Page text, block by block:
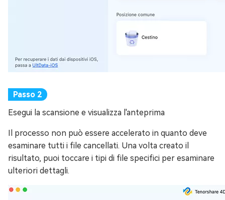
Esegui la scansione e visualizza l'anteprima
Il processo non può essere accelerato in quanto deve
esaminare tutti i file cancellati. Una volta creato il
risultato, puoi toccare i tipi di file specifici per esaminare
ulteriori dettagli.